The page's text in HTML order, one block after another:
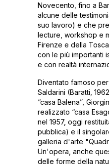
Novecento, fino a
alcune delle
suo lavoro) e che
lecture, workshop e
Firenze e della
con le più importanti
e con realtà
Diventato famoso
Saldarini (Baratti,
“casa Balena”,
realizzato “casa
nel 1957, oggi
pubblica) e il
galleria d'arte
Un'opera, anche
delle forme della